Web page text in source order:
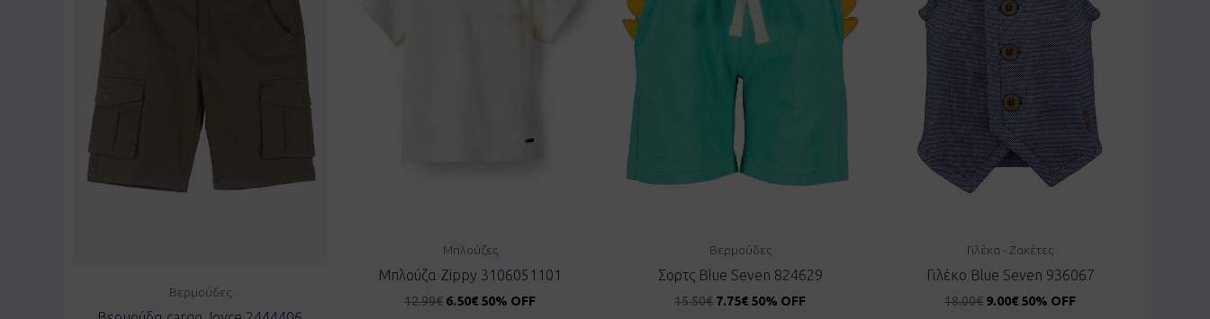
Βερμούδες
Μπλούζες
Μπλούζα Zippy 3106051101
12.99€ 6.50€ 50% OFF
Βερμούδες
Σορτς Blue Seven 824629
15.50€ 7.75€ 50% OFF
Γιλέκα - Ζακέτες
Γιλέκο Blue Seven 936067
18.00€ 9.00€ 50% OFF